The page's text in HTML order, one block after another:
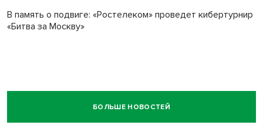
В память о подвиге: «Ростелеком» проведет кибертурнир
«Битва за Москву»
БОЛЬШЕ НОВОСТЕЙ